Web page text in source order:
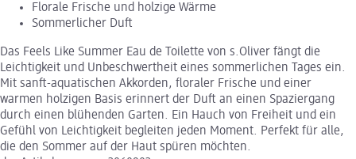
Florale Frische und holzige Wärme
Sommerlicher Duft
Das Feels Like Summer Eau de Toilette von s.Oliver fängt die
Leichtigkeit und Unbeschwertheit eines sommerlichen Tages ein.
Mit sanft-aquatischen Akkorden, floraler Frische und einer
warmen holzigen Basis erinnert der Duft an einen Spaziergang
durch einen blühenden Garten. Ein Hauch von Freiheit und ein
Gefühl von Leichtigkeit begleiten jeden Moment. Perfekt für alle,
die den Sommer auf der Haut spüren möchten.